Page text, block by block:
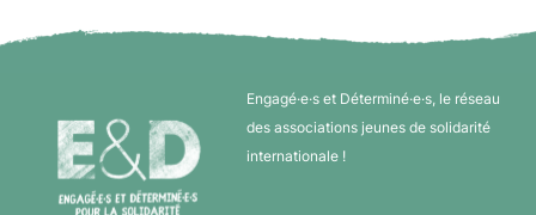
Engagé·e·s et Déterminé·e·s, le réseau
des associations jeunes de solidarité
internationale !